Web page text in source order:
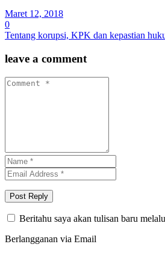
Maret 12, 2018
0
Tentang korupsi, KPK dan kepastian
leave a comment
Beritahu saya akan tulisan baru
Berlangganan via Email